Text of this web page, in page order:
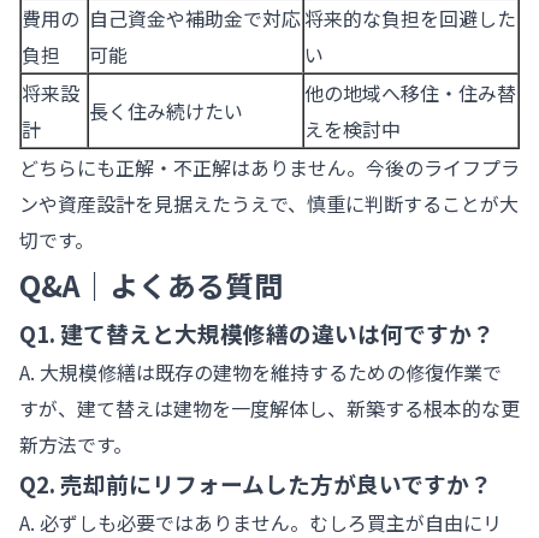
費用の
負担
自己資金や補助金で対応
可能
将来的な負担を回避した
い
将来設
計
長く住み続けたい
他の地域へ移住・住み替
えを検討中
どちらにも正解・不正解はありません。今後のライフプラ
ンや資産設計を見据えたうえで、慎重に判断することが大
切です。
Q&A｜よくある質問
Q1. 建て替えと大規模修繕の違いは何ですか？
A. 大規模修繕は既存の建物を維持するための修復作業で
すが、建て替えは建物を一度解体し、新築する根本的な更
新方法です。
Q2. 売却前にリフォームした方が良いですか？
A. 必ずしも必要ではありません。むしろ買主が自由にリ